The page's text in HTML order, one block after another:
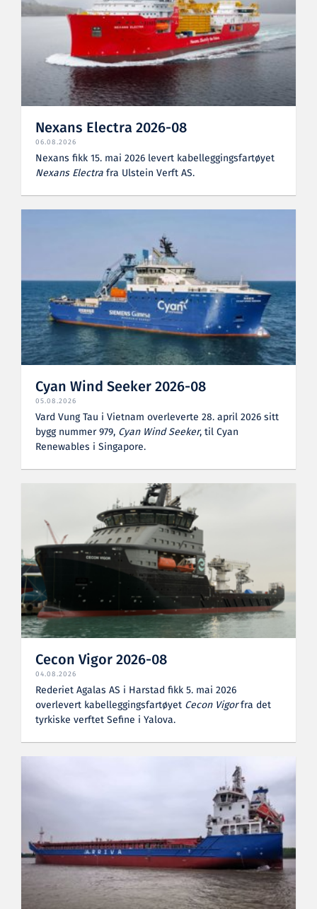
Nexans Electra 2026-08
06.08.2026
Nexans fikk 15. mai 2026 levert kabelleggingsfartøyet
Nexans Electrafra Ulstein Verft AS.
Cyan Wind Seeker 2026-08
05.08.2026
Vard Vung Tau i Vietnam overleverte 28. april 2026 sitt
bygg nummer 979, Cyan Wind Seeker, til Cyan
Renewables i Singapore.
Cecon Vigor 2026-08
04.08.2026
Rederiet Agalas AS i Harstad fikk 5. mai 2026
overlevert kabelleggingsfartøyet Cecon Vigorfra det
tyrkiske verftet Sefine i Yalova.